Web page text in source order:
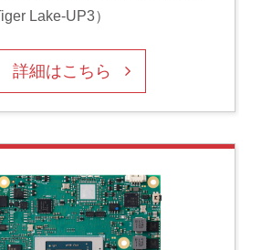
Lake-UP3）
詳細はこちら